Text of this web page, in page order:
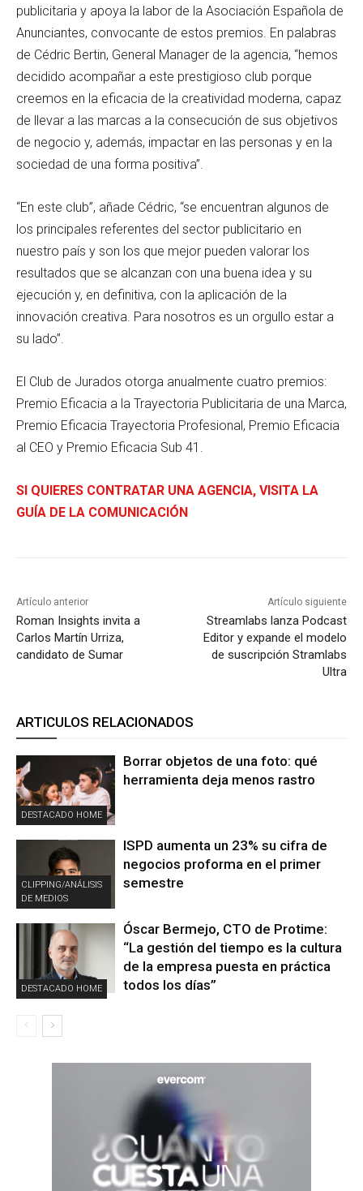
publicitaria y apoya la labor de la Asociación Española de
Anunciantes, convocante de estos premios. En palabras
de Cédric Bertin, General Manager de la agencia, “hemos
decidido acompañar a este prestigioso club porque
creemos en la eficacia de la creatividad moderna, capaz
de llevar a las marcas a la consecución de sus objetivos
de negocio y, además, impactar en las personas y en la
sociedad de una forma positiva”.
“En este club”, añade Cédric, “se encuentran algunos de
los principales referentes del sector publicitario en
nuestro país y son los que mejor pueden valorar los
resultados que se alcanzan con una buena idea y su
ejecución y, en definitiva, con la aplicación de la
innovación creativa. Para nosotros es un orgullo estar a
su lado”.
El Club de Jurados otorga anualmente cuatro premios:
Premio Eficacia a la Trayectoria Publicitaria de una Marca,
Premio Eficacia Trayectoria Profesional, Premio Eficacia
al CEO y Premio Eficacia Sub 41.
SI QUIERES CONTRATAR UNA AGENCIA, VISITA LA
GUÍA DE LA COMUNICACIÓN
Artículo anterior
Roman Insights invita a
Carlos Martín Urriza,
candidato de Sumar
Artículo siguiente
Streamlabs lanza Podcast
Editor y expande el modelo
de suscripción Stramlabs
Ultra
ARTICULOS RELACIONADOS
DESTACADO HOME
Borrar objetos de una foto: qué
herramienta deja menos rastro
CLIPPING/ANÁLISIS
DE MEDIOS
ISPD aumenta un 23% su cifra de
negocios proforma en el primer
semestre
DESTACADO HOME
Óscar Bermejo, CTO de Protime:
“La gestión del tiempo es la cultura
de la empresa puesta en práctica
todos los días”